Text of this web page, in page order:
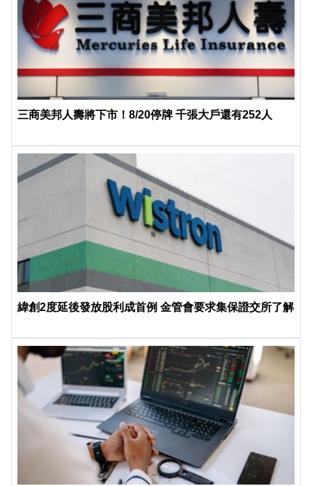
三商美邦人壽將下市！8/20停牌 千張大戶還有252人
緯創2度延後發放股利成首例 金管會要求集保證交所了解